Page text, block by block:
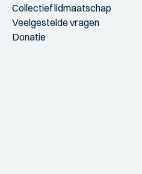
Collectief lidmaatschap
Veelgestelde vragen
Donatie